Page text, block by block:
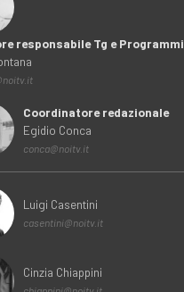
responsabile Tg e Programmi
Coordinatore redazionale
Egidio Conca
conca@noitv.it
Luigi Casentini
casentini@noitv.it
Cinzia Chiappini